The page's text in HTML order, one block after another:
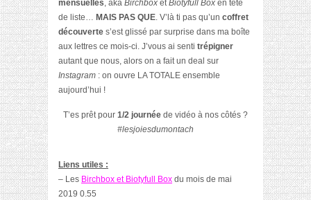
mensuelles, aka Birchbox etBiotyfull Box en tête
de liste… MAIS PAS QUE. V’là ti pas qu’un coffret
découverte s’est glissé par surprise dans ma boîte
aux lettres ce mois-ci. J’vous ai senti trépigner
autant que nous, alors on a fait un deal sur
Instagram : on ouvre LA TOTALE ensemble
aujourd’hui !
T’es prêt pour 1/2 journée de vidéo à nos côtés ?
#lesjoiesdumontach
Liens utiles :
– Les Birchbox et Biotyfull Box du mois de mai
2019 0.55